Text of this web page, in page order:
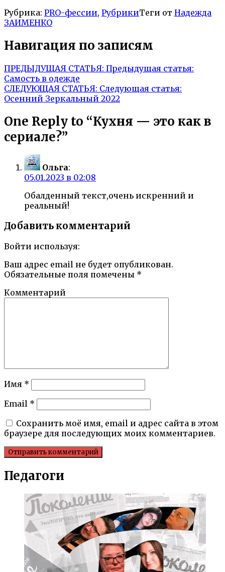
Рубрика: PRO-фессии, РубрикиТеги от Надежда
ЗАИМЕНКО
Навигация по записям
ПРЕДЫДУЩАЯ СТАТЬЯ: Предыдущая статья:
Самость в одежде
СЛЕДУЮЩАЯ СТАТЬЯ: Следующая статья:
Осенний Зеркальный 2022
One Reply to “Кухня — это как в
сериале?”
Ольга:
05.01.2023 в 02:08
Обалденный текст,очень искренний и
реальный!
Добавить комментарий
Войти используя:
Ваш адрес email не будет опубликован.
Обязательные поля помечены *
Комментарий
Имя *
Email *
Сохранить моё имя, email и адрес сайта в этом
браузере для последующих моих комментариев.
Педагоги